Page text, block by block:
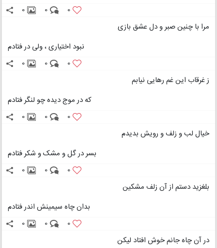
0
0
0
مرا با چنین صبر و دل عشق بازی
نبود اختیاری ، ولی در فتادم
0
0
0
ز غرقاب این غم رهایی نیابم
که در موج دیده چو لنگر فتادم
0
0
0
خیال لب و زلف و رویش بدیدم
بسر در گل و مشک و شکر فتادم
0
0
0
بلغزید دستم از آن زلف مشکین
بدان چاه سیمینش اندر فتادم
0
0
0
در آن چاه جانم خوش افتاد لیکن